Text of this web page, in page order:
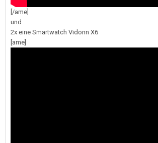
[/ame]
und
2x eine Smartwatch Vidonn X6
[ame]